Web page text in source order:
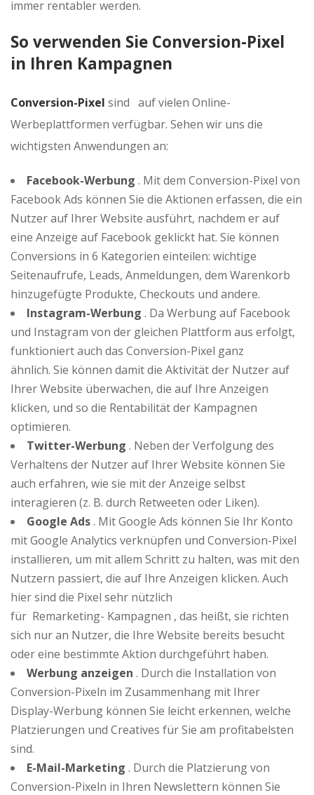
immer rentabler werden.
So verwenden Sie Conversion-Pixel
in Ihren Kampagnen
Conversion-Pixel sind auf vielen Online-
Werbeplattformen verfügbar. Sehen wir uns die
wichtigsten Anwendungen an:
Facebook-Werbung . Mit dem Conversion-Pixel von
Facebook Ads können Sie die Aktionen erfassen, die ein
Nutzer auf Ihrer Website ausführt, nachdem er auf
eine Anzeige auf Facebook geklickt hat. Sie können
Conversions in 6 Kategorien einteilen: wichtige
Seitenaufrufe, Leads, Anmeldungen, dem Warenkorb
hinzugefügte Produkte, Checkouts und andere.
Instagram-Werbung . Da Werbung auf Facebook
und Instagram von der gleichen Plattform aus erfolgt,
funktioniert auch das Conversion-Pixel ganz
ähnlich. Sie können damit die Aktivität der Nutzer auf
Ihrer Website überwachen, die auf Ihre Anzeigen
klicken, und so die Rentabilität der Kampagnen
optimieren.
Twitter-Werbung . Neben der Verfolgung des
Verhaltens der Nutzer auf Ihrer Website können Sie
auch erfahren, wie sie mit der Anzeige selbst
interagieren (z. B. durch Retweeten oder Liken).
Google Ads. Mit Google Ads können Sie Ihr Konto
mit Google Analytics verknüpfen und Conversion-Pixel
installieren, um mit allem Schritt zu halten, was mit den
Nutzern passiert, die auf Ihre Anzeigen klicken. Auch
hier sind die Pixel sehr nützlich
für Remarketing- Kampagnen , das heißt, sie richten
sich nur an Nutzer, die Ihre Website bereits besucht
oder eine bestimmte Aktion durchgeführt haben.
Werbung anzeigen . Durch die Installation von
Conversion-Pixeln im Zusammenhang mit Ihrer
Display-Werbung können Sie leicht erkennen, welche
Platzierungen und Creatives für Sie am profitabelsten
sind.
E-Mail-Marketing . Durch die Platzierung von
Conversion-Pixeln in Ihren Newslettern können Sie